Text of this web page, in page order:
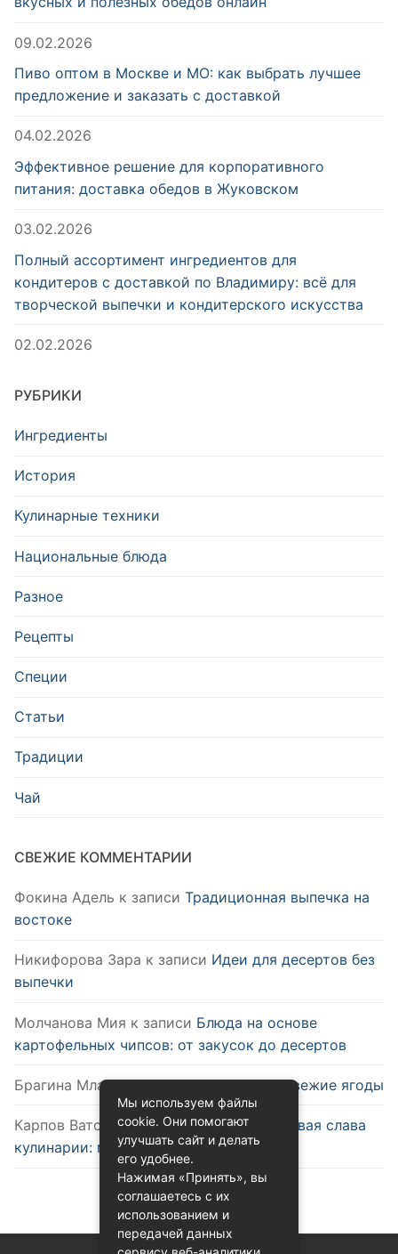
09.02.2026
Пиво оптом в Москве и МО: как выбрать лучшее
предложение и заказать с доставкой
04.02.2026
Эффективное решение для корпоративного
питания: доставка обедов в Жуковском
03.02.2026
Полный ассортимент ингредиентов для
кондитеров с доставкой по Владимиру: всё для
творческой выпечки и кондитерского искусства
02.02.2026
РУБРИКИ
Ингредиенты
История
Кулинарные техники
Национальные блюда
Разное
Рецепты
Специи
Статьи
Традиции
Чай
СВЕЖИЕ КОММЕНТАРИИ
Фокина Адель к записи Традиционная выпечка на
востоке
Никифорова Зара к записи Идеи для десертов без
выпечки
Молчанова Мия к записи Блюда на основе
картофельных чипсов: от закусок до десертов
Брагина Младак записиКак выбрать свежие ягоды
Карпов Ватславк записиУдобство и новая слава
кулинарии: микроволновка
Мы используем файлы
cookie. Они помогают
улучшать сайт и делать
его удобнее.
Нажимая «Принять», вы
соглашаетесь с их
использованием и
передачей данных